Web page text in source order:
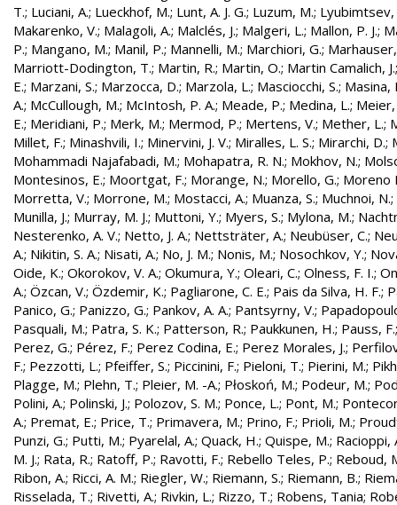
T.; Luciani, A.; Lueckhof, M.; Lunt, A. J. G.; Luzum, M.; Lyubimtsev,
Makarenko, V.; Malagoli, A.; Malclés, J.; Malgeri, L.; Mallon, P. J.;
P.; Mangano, M.; Manil, P.; Mannelli, M.; Marchiori, G.;
Marriott-Dodington, T.; Martin, R.; Martin, O.; Martin Camalich, J.
E.; Marzani, S.; Marzocca, D.; Marzola, L.; Masciocchi, S.; Masina,
A.; McCullough, M.; McIntosh, P. A.; Meade, P.; Medina, L.; Meier,
E.; Meridiani, P.; Merk, M.; Mermod, P.; Mertens, V.; Mether, L.;
Millet, F.; Minashvili, I.; Minervini, J. V.; Miralles, L. S.; Mirarchi, D.;
Mohammadi Najafabadi, M.; Mohapatra, R. N.; Mokhov, N.;
Montesinos, E.; Moortgat, F.; Morange, N.; Morello, G.; Moreno
Morretta, V.; Morrone, M.; Mostacci, A.; Muanza, S.; Muchnoi, N.;
Munilla, J.; Murray, M. J.; Muttoni, Y.; Myers, S.; Mylona, M.;
Nesterenko, A. V.; Netto, J. A.; Nettsträter, A.; Neubüser, C.;
A.; Nikitin, S. A.; Nisati, A.; No, J. M.; Nonis, M.; Nosochkov, Y.;
Oide, K.; Okorokov, V. A.; Okumura, Y.; Oleari, C.; Olness, F. I.;
A.; Özcan, V.; Özdemir, K.; Pagliarone, C. E.; Pais da Silva, H. F.;
Panico, G.; Panizzo, G.; Pankov, A. A.; Pantsyrny, V.;
Pasquali, M.; Patra, S. K.; Patterson, R.; Paukkunen, H.; Pauss, F.
Perez, G.; Pérez, F.; Perez Codina, E.; Perez Morales, J.;
F.; Pezzotti, L.; Pfeiffer, S.; Piccinini, F.; Pieloni, T.; Pierini, M.;
Plagge, M.; Plehn, T.; Pleier, M. -A.; Płoskoń, M.; Podeur, M.;
Polini, A.; Polinski, J.; Polozov, S. M.; Ponce, L.; Pont, M.;
A.; Premat, E.; Price, T.; Primavera, M.; Prino, F.; Prioli, M.;
Punzi, G.; Putti, M.; Pyarelal, A.; Quack, H.; Quispe, M.; Racioppi,
M. J.; Rata, R.; Ratoff, P.; Ravotti, F.; Rebello Teles, P.; Reboud,
Ribon, A.; Ricci, A. M.; Riegler, W.; Riemann, S.; Riemann, B.;
Risselada, T.; Rivetti, A.; Rivkin, L.; Rizzo, T.; Robens, Tania;